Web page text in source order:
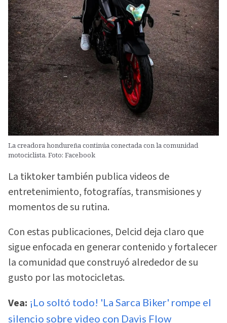
La creadora hondureña continúa conectada con la comunidad
motociclista. Foto: Facebook
La tiktoker también publica videos de
entretenimiento, fotografías, transmisiones y
momentos de su rutina.
Con estas publicaciones, Delcid deja claro que
sigue enfocada en generar contenido y fortalecer
la comunidad que construyó alrededor de su
gusto por las motocicletas.
Vea: ¡Lo soltó todo! 'La Sarca Biker' rompe el
silencio sobre video con Davis Flow